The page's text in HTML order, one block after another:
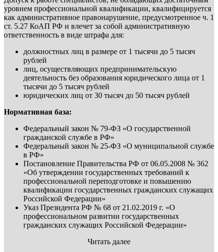
уровнем профессиональной квалификации, квалифицируется
как административное правонарушение, предусмотренное ч. 1
ст. 5.27 КоАП РФ и влечет за собой административную
ответственность в виде штрафа для:
должностных лиц в размере от 1 тысячи до 5 тысяч
рублей
лиц, осуществляющих предпринимательскую
деятельность без образования юридического лица от 1
тысячи до 5 тысяч рублей
юридических лиц от 30 тысяч до 50 тысяч рублей
Нормативная база:
Федеральный закон № 79-ФЗ «О государственной
гражданской службе в РФ»
Федеральный закон № 25-ФЗ «О муниципальной службе
в РФ»
Постановление Правительства РФ от 06.05.2008 № 362
«Об утверждении государственных требований к
профессиональной переподготовке и повышению
квалификации государственных гражданских служащих
Российской Федерации»
Указ Президента РФ № 68 от 21.02.2019 г. «О
профессиональном развитии государственных
гражданских служащих Российской Федерации»
Читать далее